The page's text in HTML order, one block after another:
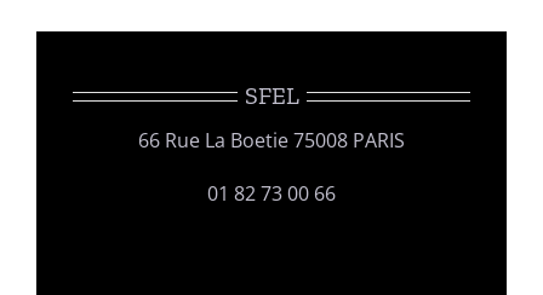
SFEL
66 Rue La Boetie 75008 PARIS
01 82 73 00 66